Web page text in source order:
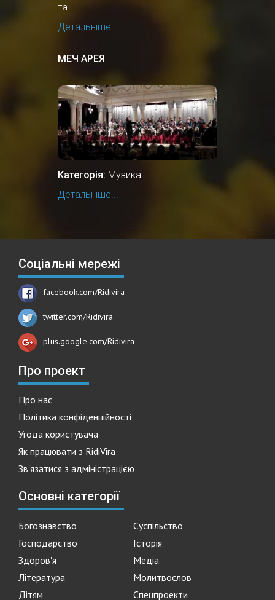
та...
Детальніше...
МЕЧ АРЕЯ
Категорія: Музика
Детальніше...
Соціальні мережі
facebook.com/Ridivira
twitter.com/Ridivira
plus.google.com/Ridivira
Про проект
Про нас
Політика конфіденційності
Угода користувача
Як працювати з RidiVira
Зв'язатися з адміністрацією
Основні категорії
Богознавство
Суспільство
Господарство
Історія
Здоров'я
Медіа
Література
Молитвослов
Дітям
Спецпроекти